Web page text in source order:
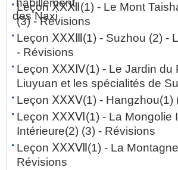
Leçon ⅩⅩⅫ (1) - Le Mont
(3)- Révisions
Leçon ⅩⅩⅩⅢ (1) - Suzhou (2) -
- Révisions
Leçon ⅩⅩⅩⅣ(1) - Le Jardin du
Liuyuan et les spécialités de
Leçon ⅩⅩⅩⅤ(1) - Hangzhou(1)
Leçon ⅩⅩⅩⅥ (1) - La Mongolie
Intérieure(2) (3) - Révisions
Leçon ⅩⅩⅩⅦ (1) - La
Révisions